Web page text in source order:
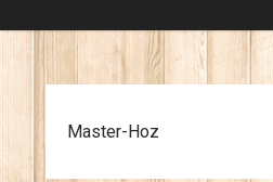
Master-Hoz